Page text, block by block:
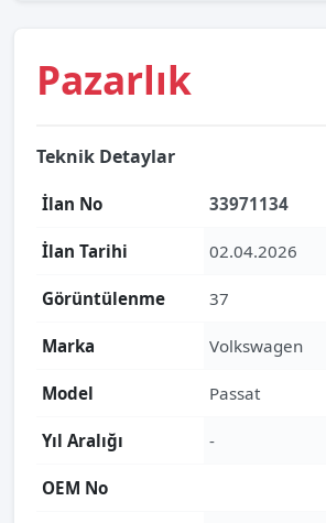
Pazarlık
Teknik Detaylar
İlan No 33971134
İlan Tarihi 02.04.2026
Görüntülenme 37
Marka Volkswagen
Model Passat
Yıl Aralığı -
OEM No